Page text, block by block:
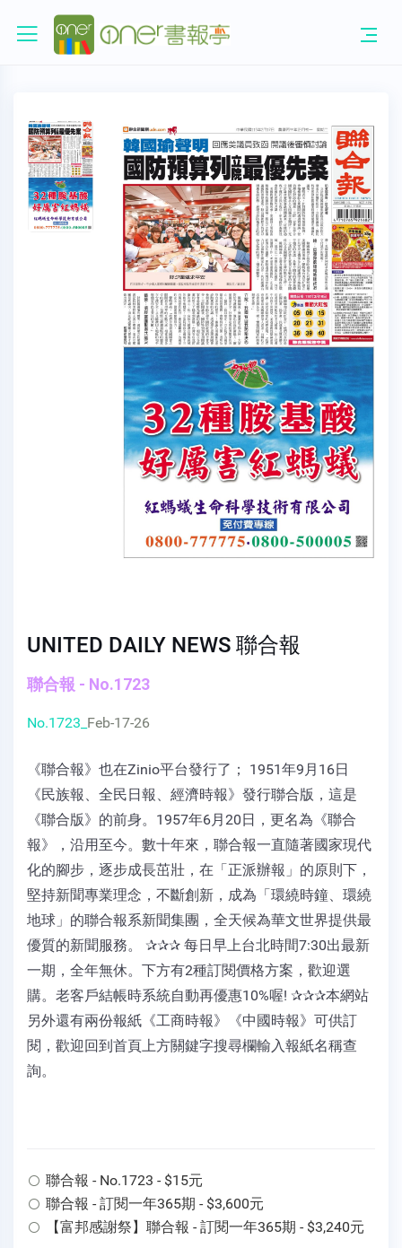
UNITED DAILY NEWS 聯合報
聯合報 - No.1723
No.1723_ Feb-17-26
《聯合報》也在Zinio平台發行了； 1951年9月16日
《民族報、全民日報、經濟時報》發行聯合版，這是
《聯合版》的前身。1957年6月20日，更名為《聯合
報》，沿用至今。數十年來，聯合報一直隨著國家現代
化的腳步，逐步成長茁壯，在「正派辦報」的原則下，
堅持新聞專業理念，不斷創新，成為「環繞時鐘、環繞
地球」的聯合報系新聞集團，全天候為華文世界提供最
優質的新聞服務。 ✰✰✰ 每日早上台北時間7:30出最新
一期，全年無休。下方有2種訂閱價格方案，歡迎選
購。老客戶結帳時系統自動再優惠10%喔! ✰✰✰本網站
另外還有兩份報紙《工商時報》《中國時報》可供訂
閱，歡迎回到首頁上方關鍵字搜尋欄輸入報紙名稱查
詢。
聯合報 - No.1723 - $15元
聯合報 - 訂閱一年365期 - $3,600元
【富邦感謝祭】聯合報 - 訂閱一年365期 - $3,240元